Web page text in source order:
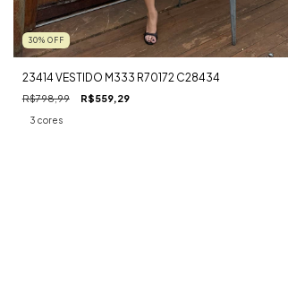
30% OFF
23414 VESTIDO M333 R70172 C28434
R$798,99 R$559,29
3 cores